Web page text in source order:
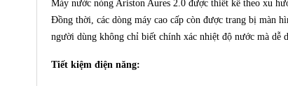
Máy nước nóng Ariston Aures 2.0 được thiết kế theo xu
Đồng thời, các dòng máy cao cấp còn được trang bị màn
người dùng không chỉ biết chính xác nhiệt độ nước mà dễ
Tiết kiệm điện năng: